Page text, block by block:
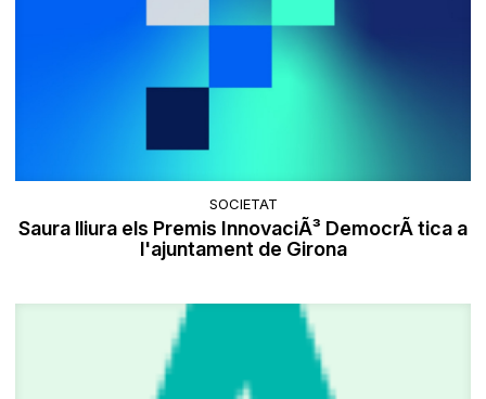
SOCIETAT
Saura lliura els Premis InnovaciÃ³ DemocrÃ tica a
l'ajuntament de Girona